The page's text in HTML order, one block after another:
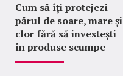
Cum să îți protejezi
părul de soare, mare și
clor fără să investești
în produse scumpe